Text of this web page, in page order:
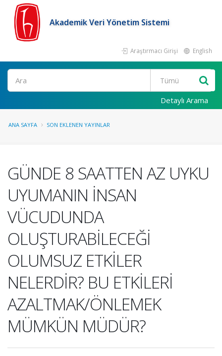
Akademik Veri Yönetim Sistemi
Araştırmacı Girişi English
Ara
Detaylı Arama
ANA SAYFA SON EKLENEN YAYINLAR
GÜNDE 8 SAATTEN AZ UYKU
UYUMANIN İNSAN
VÜCUDUNDA
OLUŞTURABİLECEĞİ
OLUMSUZ ETKİLER
NELERDİR? BU ETKİLERİ
AZALTMAK/ÖNLEMEK
MÜMKÜN MÜDÜR?